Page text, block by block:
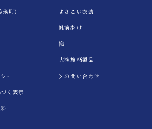
町）
ー
く表示
よさこい衣装
帆前掛け
幟
大漁旗柄製品
＞お問い合わせ